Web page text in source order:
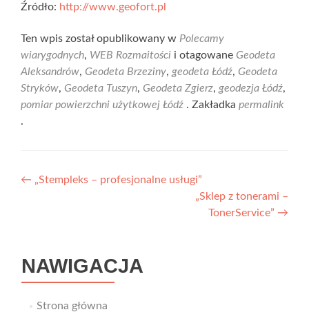
Źródło: http://www.geofort.pl
Ten wpis został opublikowany w Polecamy
wiarygodnych, WEB Rozmaitości i otagowane Geodeta
Aleksandrów, Geodeta Brzeziny, geodeta Łódź, Geodeta
Stryków, Geodeta Tuszyn, Geodeta Zgierz, geodezja Łódź,
pomiar powierzchni użytkowej Łódź . Zakładka permalink
.
Nawigacja
← „Stempleks – profesjonalne usługi”
„Sklep z tonerami –
TonerService” →
NAWIGACJA
Strona główna